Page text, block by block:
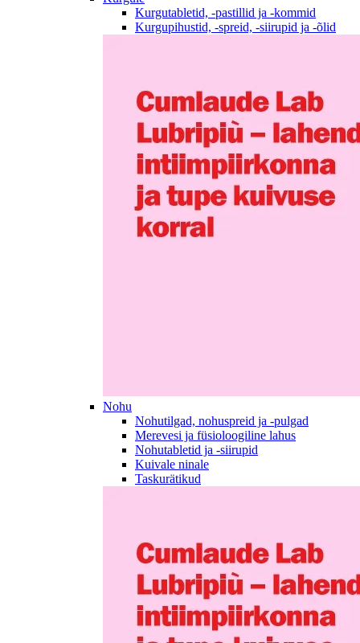
Kurgutabletid, -pastillid ja -kommid
Kurgupihustid, -spreid, -siirupid ja -õlid
Nohu
Nohutilgad, nohuspreid ja -pulgad
Merevesi ja füsioloogiline lahus
Nohutabletid ja -siirupid
Kuivale ninale
Taskurätikud